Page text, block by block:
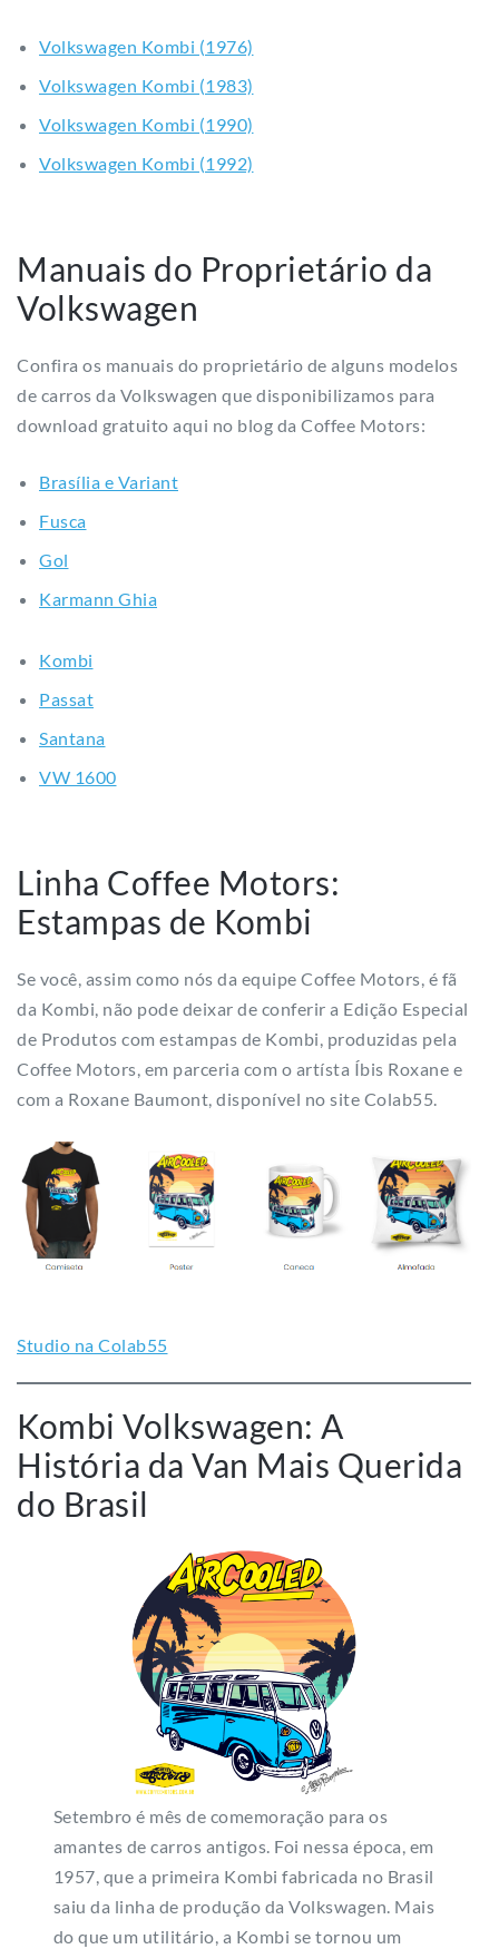
Volkswagen Kombi (1976)
Volkswagen Kombi (1983)
Volkswagen Kombi (1990)
Volkswagen Kombi (1992)
Manuais do Proprietário da
Volkswagen
Confira os manuais do proprietário de alguns modelos
de carros da Volkswagen que disponibilizamos para
download gratuito aqui no blog da Coffee Motors:
Brasília e Variant
Fusca
Gol
Karmann Ghia
Kombi
Passat
Santana
VW 1600
Linha Coffee Motors:
Estampas de Kombi
Se você, assim como nós da equipe Coffee Motors, é fã
da Kombi, não pode deixar de conferir a Edição Especial
de Produtos com estampas de Kombi, produzidas pela
Coffee Motors, em parceria com o artísta Íbis Roxane e
com a Roxane Baumont, disponível no site Colab55.
Studio na Colab55
Kombi Volkswagen: A
História da Van Mais Querida
do Brasil
Setembro é mês de comemoração para os
amantes de carros antigos. Foi nessa época, em
1957, que a primeira Kombi fabricada no Brasil
saiu da linha de produção da Volkswagen. Mais
do que um utilitário, a Kombi se tornou um